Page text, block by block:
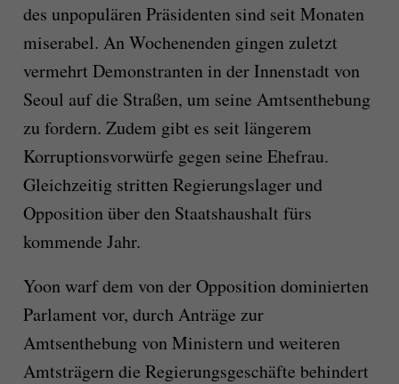
des unpopulären Präsidenten sind seit Monaten
miserabel. An Wochenenden gingen zuletzt
vermehrt Demonstranten in der Innenstadt von
Seoul auf die Straßen, um seine Amtsenthebung
zu fordern. Zudem gibt es seit längerem
Korruptionsvorwürfe gegen seine Ehefrau.
Gleichzeitig stritten Regierungslager und
Opposition über den Staatshaushalt fürs
kommende Jahr.
Yoon warf dem von der Opposition dominierten
Parlament vor, durch Anträge zur
Amtsenthebung von Ministern und weiteren
Amtsträgern die Regierungsgeschäfte behindert